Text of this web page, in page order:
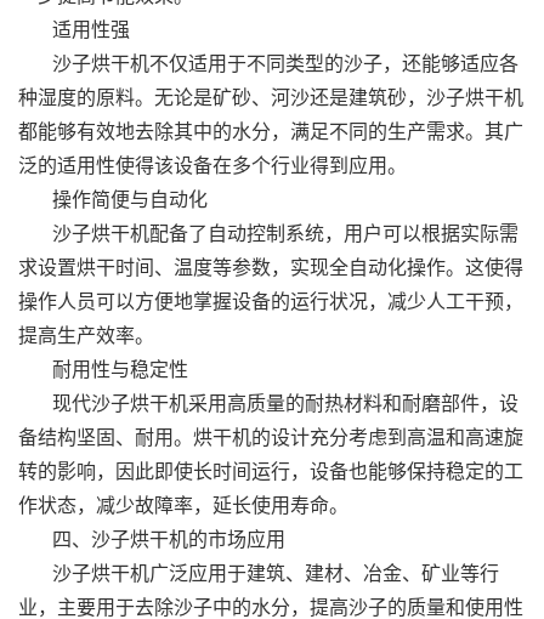
适用性强
沙子烘干机不仅适用于不同类型的沙子，还能够适应各
种湿度的原料。无论是矿砂、河沙还是建筑砂，沙子烘干机
都能够有效地去除其中的水分，满足不同的生产需求。其广
泛的适用性使得该设备在多个行业得到应用。
操作简便与自动化
沙子烘干机配备了自动控制系统，用户可以根据实际需
求设置烘干时间、温度等参数，实现全自动化操作。这使得
操作人员可以方便地掌握设备的运行状况，减少人工干预，
提高生产效率。
耐用性与稳定性
现代沙子烘干机采用高质量的耐热材料和耐磨部件，设
备结构坚固、耐用。烘干机的设计充分考虑到高温和高速旋
转的影响，因此即使长时间运行，设备也能够保持稳定的工
作状态，减少故障率，延长使用寿命。
四、沙子烘干机的市场应用
沙子烘干机广泛应用于建筑、建材、冶金、矿业等行
业，主要用于去除沙子中的水分，提高沙子的质量和使用性